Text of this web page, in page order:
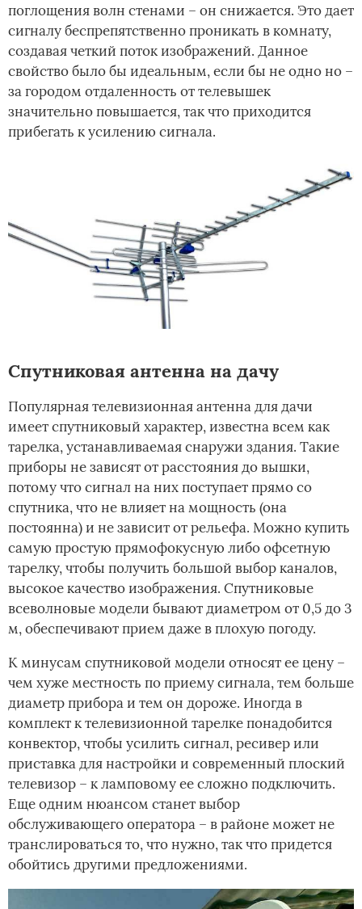
поглощения волн стенами – он снижается. Это дает
сигналу беспрепятственно проникать в комнату,
создавая четкий поток изображений. Данное
свойство было бы идеальным, если бы не одно но –
за городом отдаленность от телевышек
значительно повышается, так что приходится
прибегать к усилению сигнала.
Спутниковая антенна на дачу
Популярная телевизионная антенна для дачи
имеет спутниковый характер, известна всем как
тарелка, устанавливаемая снаружи здания. Такие
приборы не зависят от расстояния до вышки,
потому что сигнал на них поступает прямо со
спутника, что не влияет на мощность (она
постоянна) и не зависит от рельефа. Можно купить
самую простую прямофокусную либо офсетную
тарелку, чтобы получить большой выбор каналов,
высокое качество изображения. Спутниковые
всеволновые модели бывают диаметром от 0,5 до 3
м, обеспечивают прием даже в плохую погоду.
К минусам спутниковой модели относят ее цену –
чем хуже местность по приему сигнала, тем больше
диаметр прибора и тем он дороже. Иногда в
комплект к телевизионной тарелке понадобится
конвектор, чтобы усилить сигнал, ресивер или
приставка для настройки и современный плоский
телевизор – к ламповому ее сложно подключить.
Еще одним нюансом станет выбор
обслуживающего оператора – в районе может не
транслироваться то, что нужно, так что придется
обойтись другими предложениями.